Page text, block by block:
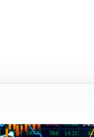
Bürosu